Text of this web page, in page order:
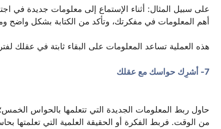
على سبيل المثال: أثناء الإستماع إلى معلومات جديدة في
أهم المعلومات في مفكرتك، وتأكد من الكتابة بشكل واضح
هذه العملية تساعد المعلومات على البقاء ثابتة في عقلك
7- أشرِك حواسك مع عقلك
حاول ربط المعلومات الجديدة التي تتعلمها بالحواس
من الوقت. فربط الفكرة أو الحقيقة العلمية التي تعلمتها